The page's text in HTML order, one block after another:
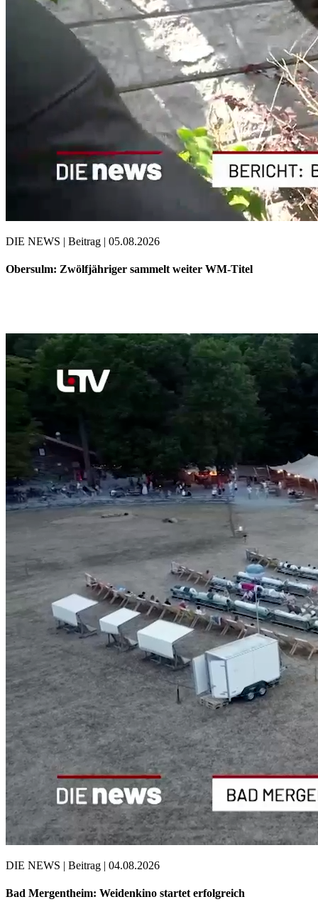
DIE NEWS | Beitrag | 05.08.2026
Obersulm: Zwölfjähriger sammelt weiter WM-Titel
DIE NEWS | Beitrag | 04.08.2026
Bad Mergentheim: Weidenkino startet erfolgreich